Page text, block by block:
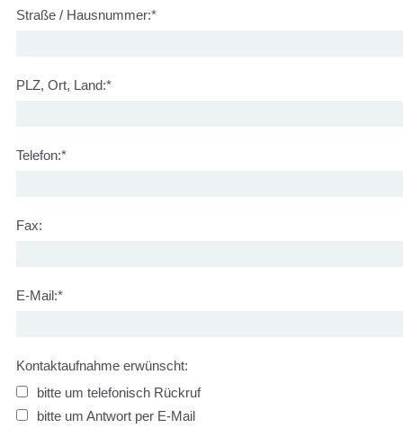
Straße / Hausnummer:*
PLZ, Ort, Land:*
Telefon:*
Fax:
E-Mail:*
Kontaktaufnahme erwünscht:
bitte um telefonisch Rückruf
bitte um Antwort per E-Mail